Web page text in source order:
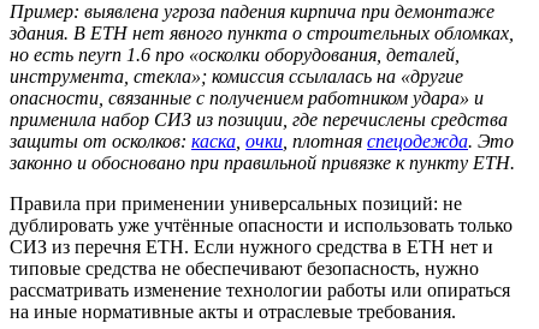
Пример: выявлена угроза падения кирпича при демонтаже
здания. В ЕТН нет явного пункта о строительных обломках,
но есть пeyrn 1.6 про «осколки оборудования, деталей,
инструмента, стекла»; комиссия ссылалась на «другие
опасности, связанные с получением работником удара» и
применила набор СИЗ из позиции, где перечислены средства
защиты от осколков: каска очки , плотная спецодежда. Это
законно и обосновано при правильной привязке к пункту ЕТН.
Правила при применении универсальных позиций: не
дублировать уже учтённые опасности и использовать только
СИЗ из перечня ЕТН. Если нужного средства в ЕТН нет и
типовые средства не обеспечивают безопасность, нужно
рассматривать изменение технологии работы или опираться
на иные нормативные акты и отраслевые требования.